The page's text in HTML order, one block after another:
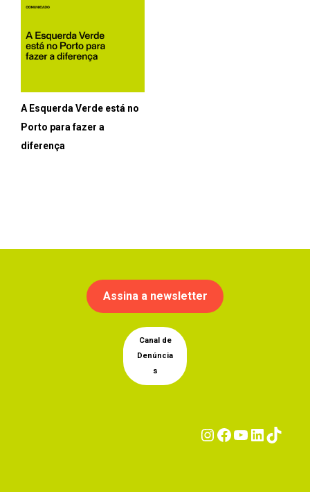
A Esquerda Verde está no
Porto para fazer a
diferença
Assina a newsletter
Canal de
Denúncia
s
Instagram
Facebook